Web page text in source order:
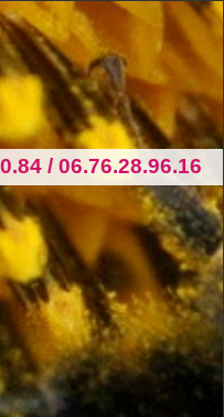
/ 06.76.28.96.16